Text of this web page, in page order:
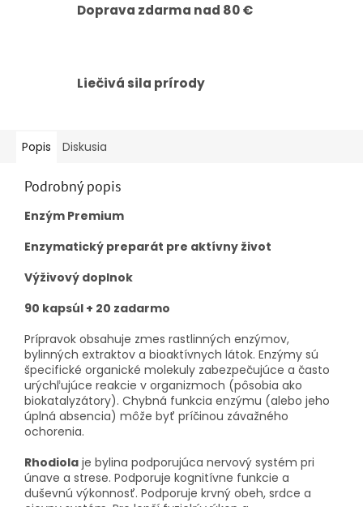
Doprava zdarma nad 80 €
Liečivá sila prírody
Popis Diskusia
Podrobný popis
Enzým Premium
Enzymatický preparát pre aktívny život
Výživový doplnok
90 kapsúl + 20 zadarmo
Prípravok obsahuje zmes rastlinných enzýmov,
bylinných extraktov a bioaktívnych látok. Enzýmy sú
špecifické organické molekuly zabezpečujúce a často
urýchľujúce reakcie v organizmoch (pôsobia ako
biokatalyzátory). Chybná funkcia enzýmu (alebo jeho
úplná absencia) môže byť príčinou závažného
ochorenia.
Rhodiola je bylina podporujúca nervový systém pri
únave a strese. Podporuje kognitívne funkcie a
duševnú výkonnosť. Podporuje krvný obeh, srdce a